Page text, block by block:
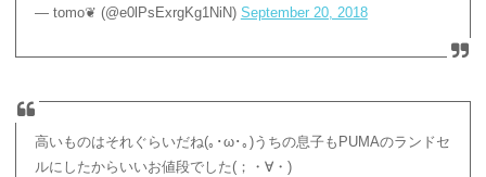
— tomo❦ (@e0lPsExrgKg1NiN) September 20, 2018
高いものはそれぐらいだね(｡･ω･｡)うちの息子もPUMAのランドセ
ルにしたからいいお値段でした(；・∀・)